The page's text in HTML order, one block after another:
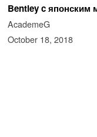
Bentley c японским
AcademeG
October 18, 2018